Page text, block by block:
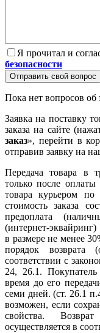
Я прочитал и
безопасности
Отправить свой вопрос
Пока нет вопросов об
Заявка на поставку
заказа на сайте
заказ», перейти в
отправив заявку на
Передача товара в
только после
товара курьером
стоимость заказа
предоплата
(интернет-
в размере не менее
порядок возврата
соответствии с
24, 26.1. Покупатель
время до его
семи дней. (ст. 26.1
возможен, если
свойства.
осуществляется в